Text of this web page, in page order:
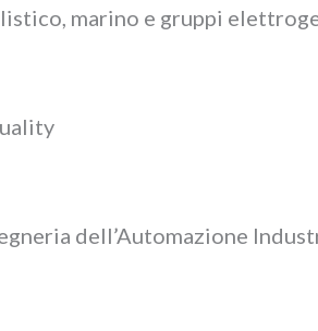
marino e gruppi
dell’Automazione